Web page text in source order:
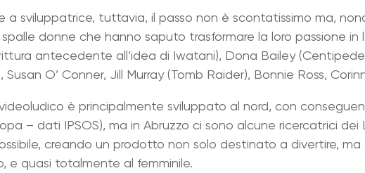
a sviluppatrice, tuttavia, il passo non è scontatissimo ma,
donne che hanno saputo trasformare la loro passione in
antecedente all’idea di Iwatani), Dona Bailey
O’ Conner, Jill Murray (Tomb Raider), Bonnie Ross,
è principalmente sviluppato al nord, con
– dati IPSOS), ma in Abruzzo ci sono alcune ricercatrici
creando un prodotto non solo destinato a divertire,
e quasi totalmente al femminile.